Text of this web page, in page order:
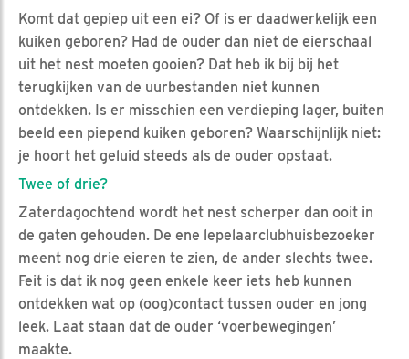
Komt dat gepiep uit een ei? Of is er daadwerkelijk een
kuiken geboren? Had de ouder dan niet de eierschaal
uit het nest moeten gooien? Dat heb ik bij bij het
terugkijken van de uurbestanden niet kunnen
ontdekken. Is er misschien een verdieping lager, buiten
beeld een piepend kuiken geboren? Waarschijnlijk niet:
je hoort het geluid steeds als de ouder opstaat.
Twee of drie?
Zaterdagochtend wordt het nest scherper dan ooit in
de gaten gehouden. De ene lepelaarclubhuisbezoeker
meent nog drie eieren te zien, de ander slechts twee.
Feit is dat ik nog geen enkele keer iets heb kunnen
ontdekken wat op (oog)contact tussen ouder en jong
leek. Laat staan dat de ouder ‘voerbewegingen’
maakte.